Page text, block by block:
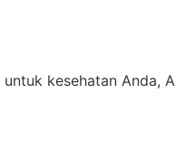
kesehatan Anda,